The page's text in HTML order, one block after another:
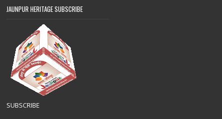
JAUNPUR HERITAGE SUBSCRIBE
SUBSCRIBE